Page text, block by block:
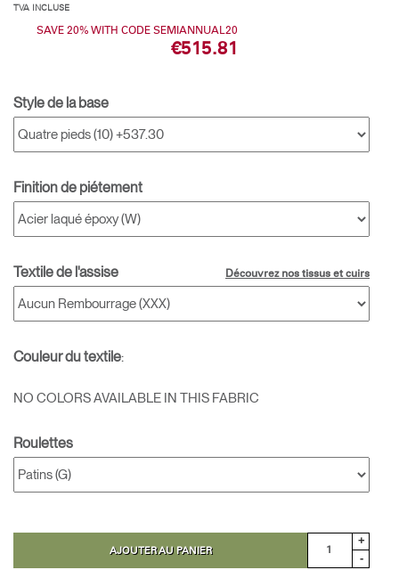
TVA INCLUSE
SAVE 20% WITH CODE SEMIANNUAL20
€515.81
Style de la base
Finition de piétement
Découvrez nos tissus et cuirs
Textile de l'assise
Couleur du textile:
NO COLORS AVAILABLE IN THIS FABRIC
Roulettes
AJOUTER AU PANIER
+
-